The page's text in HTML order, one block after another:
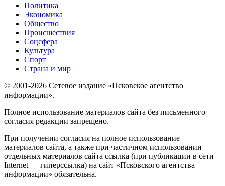
Политика
Экономика
Общество
Происшествия
Соцсфера
Культура
Спорт
Страна и мир
© 2001-2026 Сетевое издание «Псковское агентство
информации».
Полное использование материалов сайта без письменного
согласия редакции запрещено.
При получении согласия на полное использование
материалов сайта, а также при частичном использовании
отдельных материалов сайта ссылка (при публикации в сети
Internet — гиперссылка) на сайт «Псковского агентства
информации» обязательна.